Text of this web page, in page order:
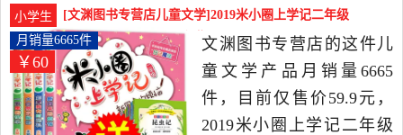
儿童读物7-10岁漫画书下册
是2019年警苑图书专营店
精选书籍,杂志,报纸当中性
价比很高的儿童文学，由
湖北 武汉发货。
小学生
[文渊图书专营店儿童文学]2019米小圈上学记二年级
全套4册月销量6665件仅售59.9元
￥60
月销量6665件
文渊图书专营店的这件儿
童文学产品月销量6665
件，目前仅售价59.9元，
2019米小圈上学记二年级